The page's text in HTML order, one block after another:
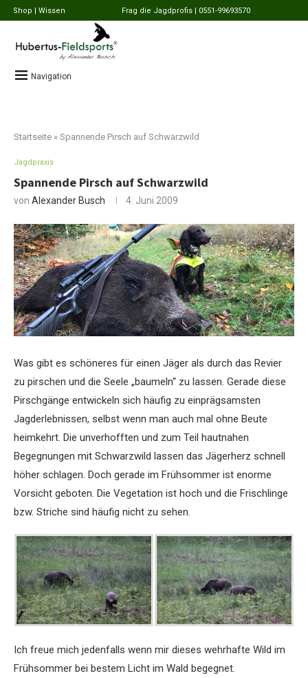
Shop | Wissen Frag die Jagdprofis | 0551-99693570
Navigation
Startseite » Spannende Pirsch auf Schwarzwild
Jagdpraxis
Spannende Pirsch auf Schwarzwild
von Alexander Busch 4. Juni 2009
Was gibt es schöneres für einen Jäger als durch das Revier
zu pirschen und die Seele „baumeln“ zu lassen. Gerade diese
Pirschgänge entwickeln sich häufig zu einprägsamsten
Jagderlebnissen, selbst wenn man auch mal ohne Beute
heimkehrt. Die unverhofften und zum Teil hautnahen
Begegnungen mit Schwarzwild lassen das Jägerherz schnell
höher schlagen. Doch gerade im Frühsommer ist enorme
Vorsicht geboten. Die Vegetation ist hoch und die Frischlinge
bzw. Striche sind häufig nicht zu sehen.
Ich freue mich jedenfalls wenn mir dieses wehrhafte Wild im
Frühsommer bei bestem Licht im Wald begegnet.